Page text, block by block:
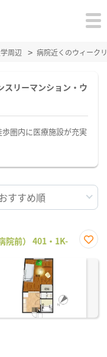
周辺 病院近くのウィーク
スリーマンション・ウ
歩圏内に医療施設が充実
院前） 401・1K-
に入